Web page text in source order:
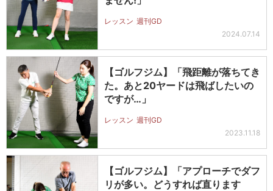
レッスン 週刊GD
2024.07.14
【ゴルフジム】「飛距離が落ちてき
た。あと20ヤードは飛ばしたいの
ですが…」
レッスン 週刊GD
2023.11.18
【ゴルフジム】「アプローチでダフ
リが多い。どうすれば直ります